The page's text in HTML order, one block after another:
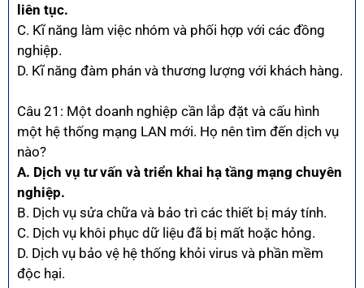
liên tục.
C. Kĩ năng làm việc nhóm và phối hợp với các đồng
nghiệp.
D. Kĩ năng đàm phán và thương lượng với khách hàng.
Câu 21: Một doanh nghiệp cần lắp đặt và cấu hình
một hệ thống mạng LAN mới. Họ nên tìm đến dịch vụ
nào?
A. Dịch vụ tư vấn và triển khai hạ tầng mạng chuyên
nghiệp.
B. Dịch vụ sửa chữa và bảo trì các thiết bị máy tính.
C. Dịch vụ khôi phục dữ liệu đã bị mất hoặc hỏng.
D. Dịch vụ bảo vệ hệ thống khỏi virus và phần mềm
độc hại.